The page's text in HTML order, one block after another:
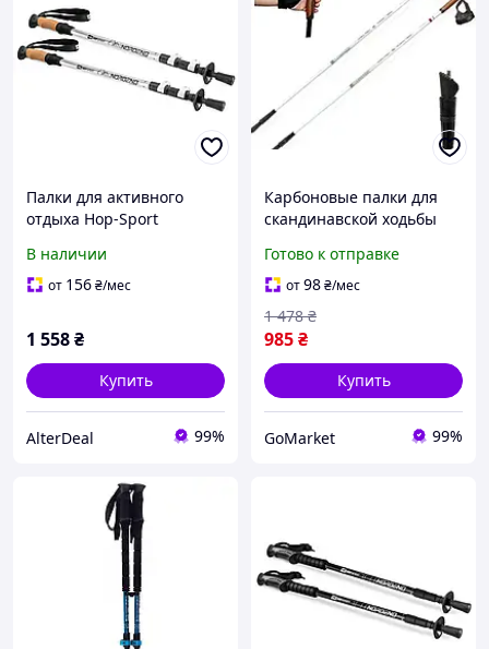
Палки для активного
отдыха Hop-Sport
трекинговые, цвет
серебро AlterDeal -
В наличии
от 156₴/мес
1 558₴
Купить
AlterDeal 99%
Карбоновые палки для
скандинавской ходьбы
ультралегкие для
активного отдыха
Готово к отправке
от98₴/мес
985₴
1 478 ₴
Купить
GoMarket 99%